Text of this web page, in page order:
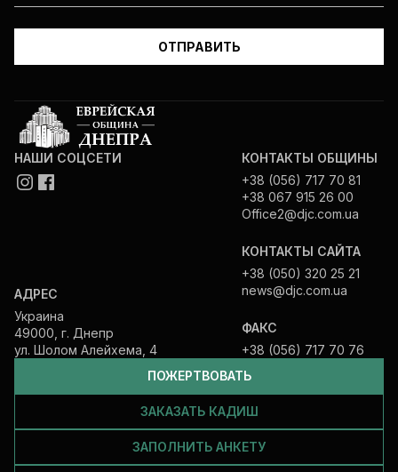
ПОЖЕРТВОВАТЬ
ЗАКАЗАТЬ КАДИШ
ЗАПОЛНИТЬ АНКЕТУ
НАШИ СОЦСЕТИ
АДРЕС
Украина
49000, г. Днепр
ул. Шолом Алейхема, 4
КОНТАКТЫ ОБЩИНЫ
+38 (056) 717 70 81
+38 067 915 26 00
Office2@djc.com.ua
КОНТАКТЫ САЙТА
+38 (050) 320 25 21
news@djc.com.ua
ФАКС
+38 (056) 717 70 76